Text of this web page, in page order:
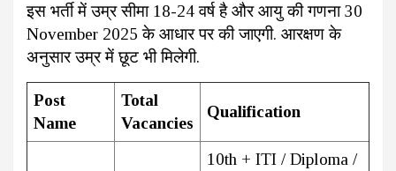
इस भर्ती में उम्र सीमा 18-24 वर्ष है और आयु की गणना 30
November 2025 के आधार पर की जाएगी. आरक्षण के
अनुसार उम्र में छूट भी मिलेगी.
Post
Name
Total
Vacancies
Qualification
10th + ITI / Diploma /